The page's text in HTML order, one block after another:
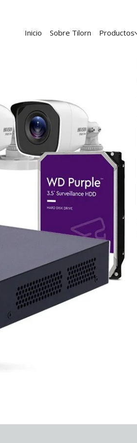
Inicio Sobre Tilorn Productos